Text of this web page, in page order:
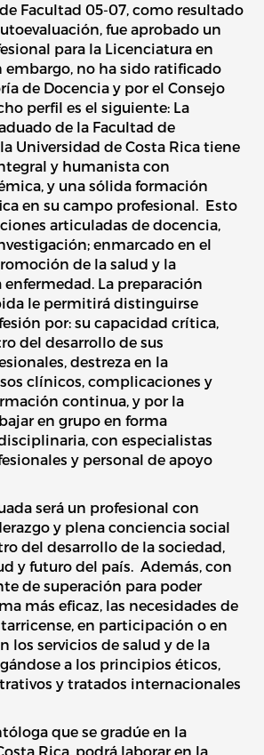
Facultad 05-07, como resultado
fue aprobado un
para la Licenciatura en
embargo, no ha sido ratificado
de Docencia y por el Consejo
perfil es el siguiente: La
de la Facultad de
Universidad de Costa Rica tiene
y humanista con
y una sólida formación
en su campo profesional. Esto
articuladas de docencia,
enmarcado en el
de la salud y la
La preparación
le permitirá distinguirse
por: su capacidad crítica,
del desarrollo de sus
destreza en la
clínicos, complicaciones y
continua, y por la
en grupo en forma
con especialistas
y personal de apoyo
será un profesional con
y plena conciencia social
del desarrollo de la sociedad,
y futuro del país. Además, con
de superación para poder
más eficaz, las necesidades de
en participación o en
los servicios de salud y de la
a los principios éticos,
y tratados internacionales
que se gradúe en la
Rica, podrá laborar en la